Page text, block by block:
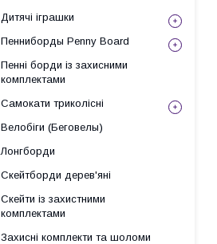
Дитячі іграшки
Пенниборды Penny Board
Пенні борди із захисними
комплектами
Самокати триколісні
Велобіги (Беговелы)
Лонгборди
Скейтборди дерев'яні
Скейти із захистними
комплектами
Захисні комплекти та шоломи